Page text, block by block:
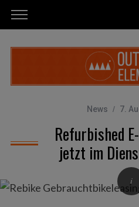
News 7.
Refurbished
jetzt im